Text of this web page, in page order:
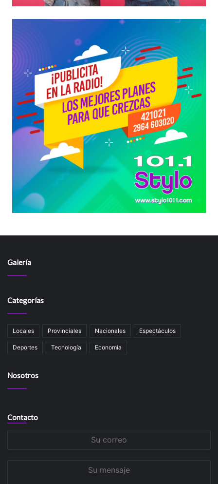
Galería
Categorías
Locales Provinciales Nacionales Espectáculos
Deportes Tecnología Economía
Nosotros
Contacto